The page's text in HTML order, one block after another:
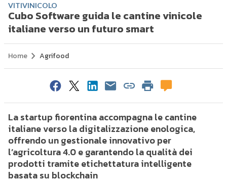
VITIVINICOLO
Cubo Software guida le cantine vinicole
italiane verso un futuro smart
Home Agrifood
La startup fiorentina accompagna le cantine
italiane verso la digitalizzazione enologica,
offrendo un gestionale innovativo per
l’agricoltura 4.0 e garantendo la qualità dei
prodotti tramite etichettatura intelligente
basata su blockchain